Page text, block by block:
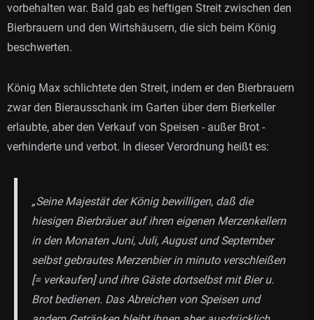
vorbehalten war. Bald gab es heftigen Streit zwischen den
Bierbrauern und den Wirtshäusern, die sich beim König
beschwerten.
König Max schlichtete den Streit, indem er den Bierbrauern
zwar den Bierausschank im Garten über dem Bierkeller
erlaubte, aber den Verkauf von Speisen - außer Brot -
verhinderte und verbot. In dieser Verordnung heißt es:
„Seine Majestät der König bewilligen, daß die
hiesigen Bierbräuer auf ihren eigenen Merzenkellern
in den Monaten Juni, Juli, August und September
selbst gebrautes Merzenbier in minuto verschleißen
[= verkaufen] und ihre Gäste dortselbst mit Bier u.
Brot bedienen. Das Abreichen von Speisen und